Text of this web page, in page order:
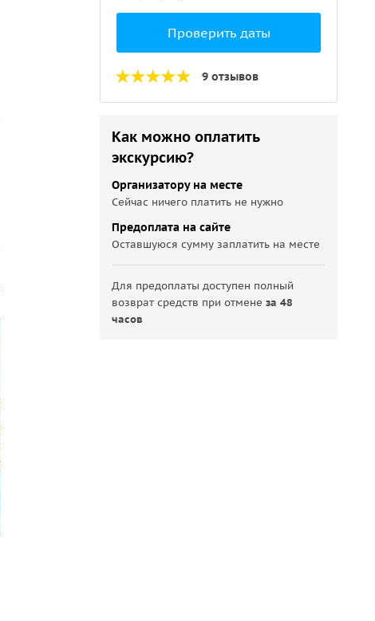
Проверить даты
9 отзывов
Как можно оплатить
экскурсию?
Организатору на месте
Сейчас ничего платить не нужно
Предоплата на сайте
Оставшуюся сумму заплатить на месте
Для предоплаты доступен полный
возврат средств при отменеза 48
часов